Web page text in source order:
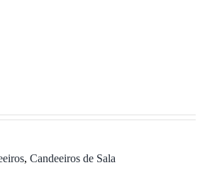
, Candeeiros de Sala